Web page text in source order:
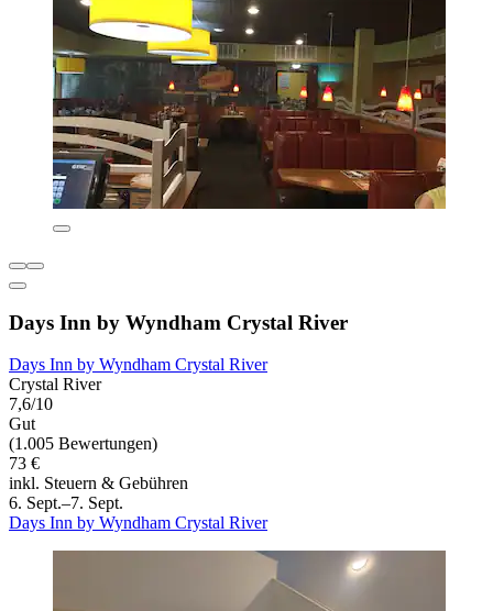
Days Inn by Wyndham Crystal River
Days Inn by Wyndham Crystal River
Crystal River
7,6/10
Gut
(1.005 Bewertungen)
73 €
inkl. Steuern & Gebühren
6. Sept.–7. Sept.
Days Inn by Wyndham Crystal River